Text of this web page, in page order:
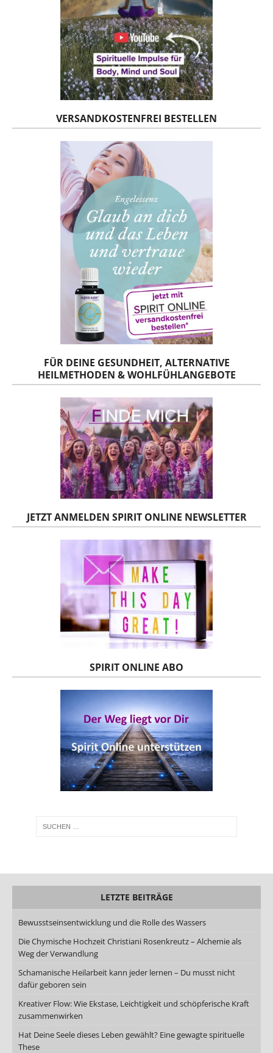
VERSANDKOSTENFREI BESTELLEN
FÜR DEINE GESUNDHEIT, ALTERNATIVE
HEILMETHODEN & WOHLFÜHLANGEBOTE
JETZT ANMELDEN SPIRIT ONLINE NEWSLETTER
SPIRIT ONLINE ABO
LETZTE BEITRÄGE
Bewusstseinsentwicklung und die Rolle des Wassers
Die Chymische Hochzeit Christiani Rosenkreutz – Alchemie als
Weg der Verwandlung
Schamanische Heilarbeit kann jeder lernen – Du musst nicht
dafür geboren sein
Kreativer Flow: Wie Ekstase, Leichtigkeit und schöpferische Kraft
zusammenwirken
Hat Deine Seele dieses Leben gewählt? Eine gewagte spirituelle
These